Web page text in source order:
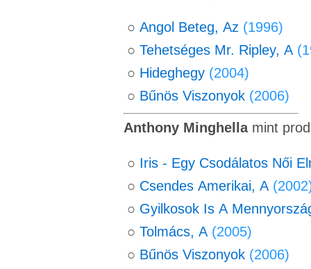
○ Angol Beteg, Az (1996)
○ Tehetséges Mr. Ripley, A
○ Hideghegy (2004)
○ Bűnös Viszonyok (2006)
Anthony Minghellamint
○ Iris - Egy Csodálatos Női
○ Csendes Amerikai, A
○ Gyilkosok Is A
○ Tolmács, A (2005)
○ Bűnös Viszonyok (2006)